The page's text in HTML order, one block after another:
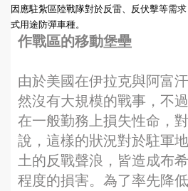
因應駐紮區陸戰隊對於反雷、反伏擊等需
式用途防彈車種。
作戰區的移動堡壘
由於美國在伊拉克與阿富
然沒有大規模的戰事，不
在一般勤務上損失性命，
說，這樣的狀況對於駐軍
土的反戰聲浪，皆造成布
程度的損害。為了率先降